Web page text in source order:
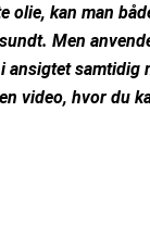
olie, kan man
Men
samtidig
video, hvor du